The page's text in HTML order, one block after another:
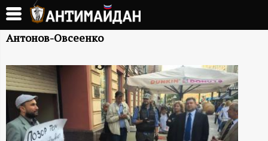
Перейти
основному
А
Н
Т
И
Антонов-Овсеенко